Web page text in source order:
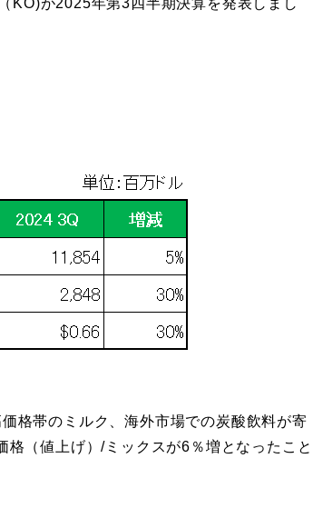
KO)が2025年第3四半期決算を発表しまし
格帯のミルク、海外市場での炭酸飲料が寄
（値上げ）/ミックスが6％増となったこと